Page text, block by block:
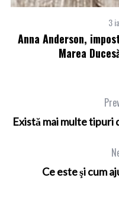
3
Anna Anderson,
Marea
Există mai multe tipuri
Ce este şi cum